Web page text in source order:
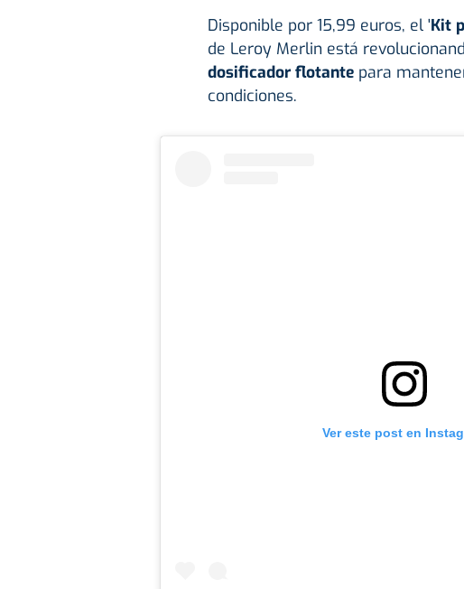
Disponible por 15,99 euros, el 'Kit
de Leroy Merlin está
dosificador flotante para
condiciones.
Ver este post en